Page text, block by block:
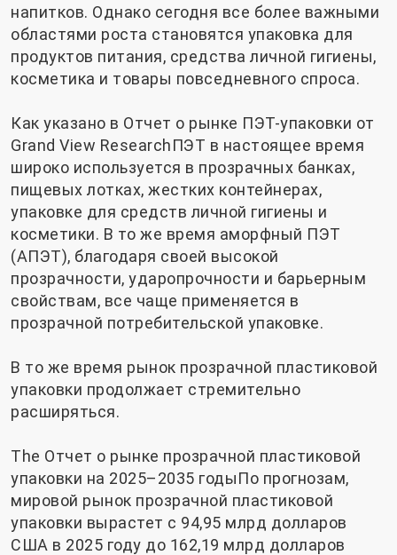
напитков. Однако сегодня все более важными
областями роста становятся упаковка для
продуктов питания, средства личной гигиены,
косметика и товары повседневного спроса.
Как указано в Отчет о рынке ПЭТ-упаковки от
Grand View ResearchПЭТ в настоящее время
широко используется в прозрачных банках,
пищевых лотках, жестких контейнерах,
упаковке для средств личной гигиены и
косметики. В то же время аморфный ПЭТ
(АПЭТ), благодаря своей высокой
прозрачности, ударопрочности и барьерным
свойствам, все чаще применяется в
прозрачной потребительской упаковке.
В то же время рынок прозрачной пластиковой
упаковки продолжает стремительно
расширяться.
The Отчет о рынке прозрачной пластиковой
упаковки на 2025–2035 годыПо прогнозам,
мировой рынок прозрачной пластиковой
упаковки вырастет с 94,95 млрд долларов
США в 2025 году до 162,19 млрд долларов